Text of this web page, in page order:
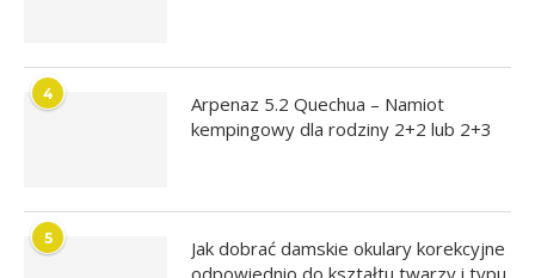
4
Arpenaz 5.2 Quechua – Namiot
kempingowy dla rodziny 2+2 lub 2+3
5
Jak dobrać damskie okulary korekcyjne
odpowiednio do kształtu twarzy i typu